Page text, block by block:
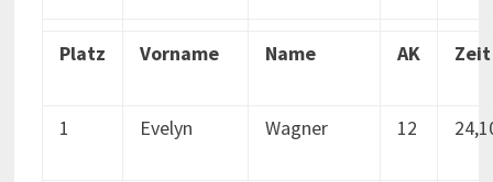
Platz Vorname Name AK Zeit
1 Evelyn Wagner 12